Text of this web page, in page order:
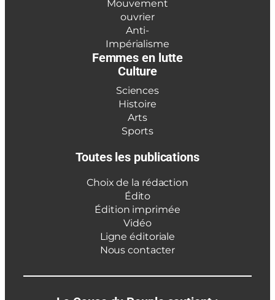
Mouvement
ouvrier
Anti-
Impérialisme
Femmes en lutte
Culture
Sciences
Histoire
Arts
Sports
Toutes les publications
Choix de la rédaction
Édito
Édition imprimée
Vidéo
Ligne éditoriale
Nous contacter